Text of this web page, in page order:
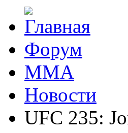
Форум
ММА
Новости
UFC 235: